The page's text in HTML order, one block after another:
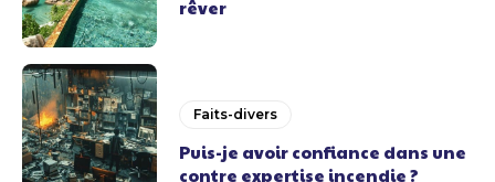
rêver
Faits-divers
Puis-je avoir confiance dans une
contre expertise incendie ?